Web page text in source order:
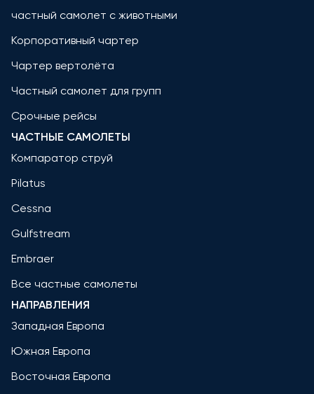
частный самолет с животными
Корпоративный чартер
Чартер вертолёта
Частный самолет для групп
Срочные рейсы
ЧАСТНЫЕ САМОЛЕТЫ
Компаратор струй
Pilatus
Cessna
Gulfstream
Embraer
Все частные самолеты
НАПРАВЛЕНИЯ
Западная Европа
Южная Европа
Восточная Европа